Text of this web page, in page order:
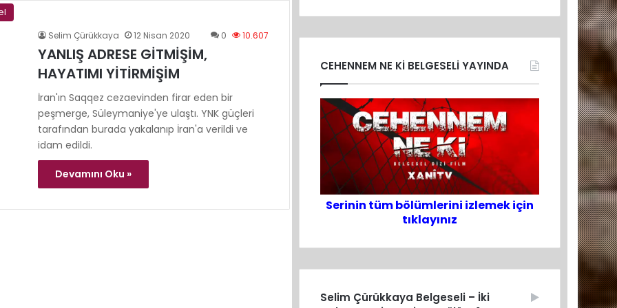
Selim Çürükkaya 12 Nisan 2020 0 10.607
YANLIŞ ADRESE GİTMİŞİM,
HAYATIMI YİTİRMİŞİM
İran'ın Saqqez cezaevinden firar eden bir
peşmerge, Süleymaniye'ye ulaştı. YNK güçleri
tarafından burada yakalanıp İran'a verildi ve
idam edildi.
Devamını Oku »
CEHENNEM NE Kİ BELGESELİ YAYINDA
Serinin tüm bölümlerini izlemek için
tıklayınız
Selim Çürükkaya Belgeseli – İki